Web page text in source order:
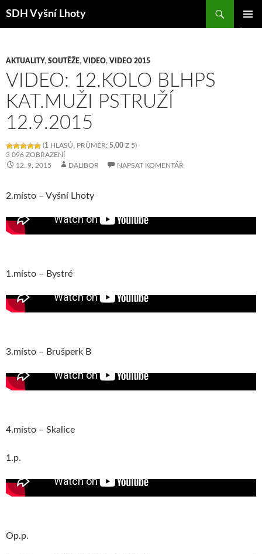
SDH Vyšní Lhoty
AKTUALITY, SOUTĚŽE, VIDEO, VIDEO 2015
VIDEO: 12.KOLO BLHPS
KAT.MUŽI PSTRUŽÍ
12.9.2015
(1 HLASŮ, PRŮMĚR: 5,00 Z 5)
3 096 ZOBRAZENÍ
12. 9. 2015
DALIBOR NAPSAT KOMENTÁŘ
2.místo – Vyšní Lhoty
1.místo – Bystré
3.místo – Brušperk B
4.místo – Skalice
1.p.
Op.p.